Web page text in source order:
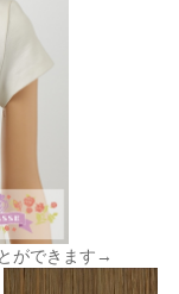
ができます→